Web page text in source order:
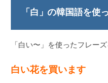
「白」の韓国語を使
「白い〜」を使ったフレー
白い花を買います